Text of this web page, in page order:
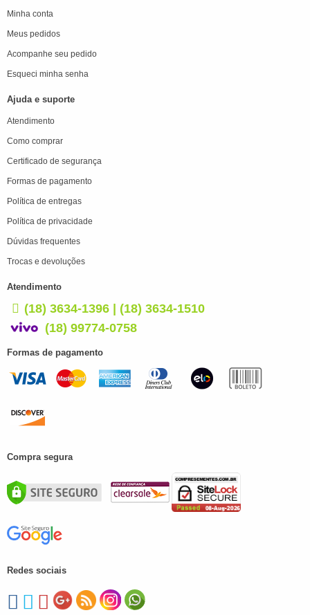
Minha conta
Meus pedidos
Acompanhe seu pedido
Esqueci minha senha
Ajuda e suporte
Atendimento
Como comprar
Certificado de segurança
Formas de pagamento
Política de entregas
Política de privacidade
Dúvidas frequentes
Trocas e devoluções
Atendimento
(18) 3634-1396 | (18) 3634-1510
(18) 99774-0758
Formas de pagamento
Compra segura
Redes sociais